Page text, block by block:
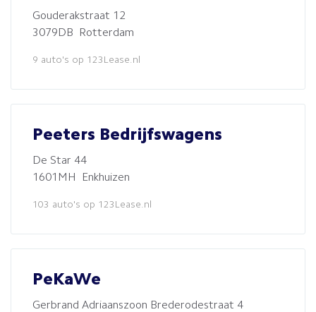
Gouderakstraat 12
3079DB Rotterdam
9 auto's op 123Lease.nl
Peeters Bedrijfswagens
De Star 44
1601MH Enkhuizen
103 auto's op 123Lease.nl
PeKaWe
Gerbrand Adriaanszoon Brederodestraat 4